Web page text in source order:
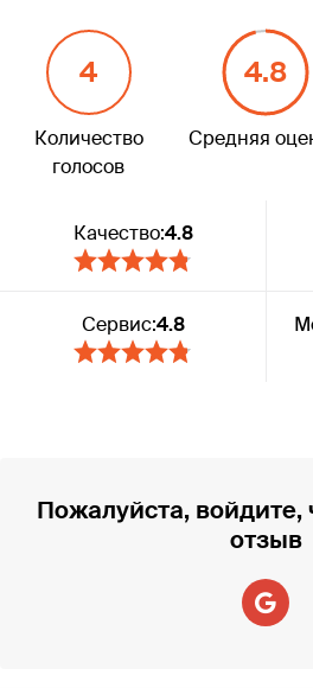
4
Количество
голосов
4.8
Средняя
Качество:4.8
Сервис:4.8
Пожалуйста, войдите,
отзыв